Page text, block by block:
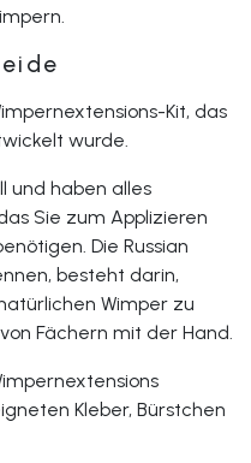
Kit, das
wurde.
und haben alles
Sie zum Applizieren
Die Russian
besteht darin,
Wimper zu
Fächern mit der Hand.
Kleber, Bürstchen